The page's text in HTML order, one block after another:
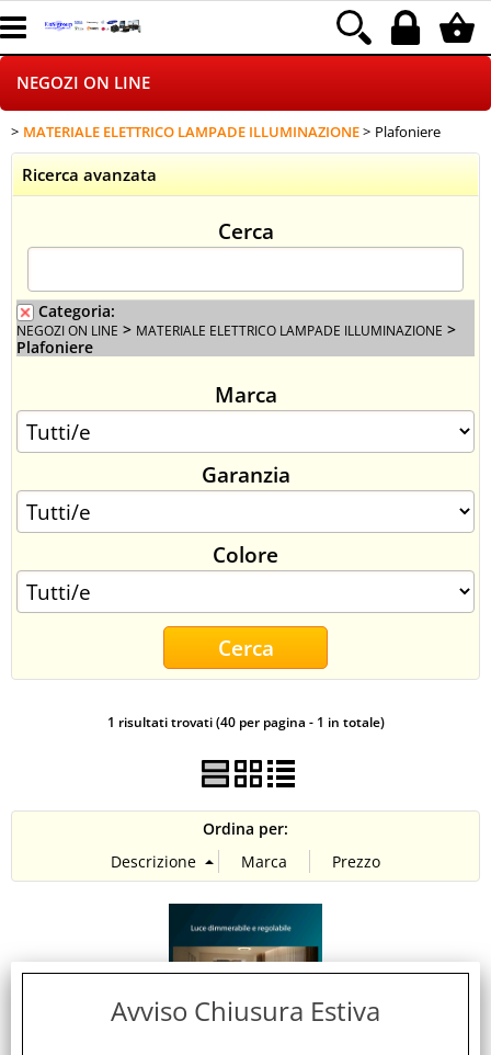
HOME PAGE
CHI SIAMO
LOGISTICA
NEGOZI ON LINE
DROPSHIPPING
SINCRONIZZATI CON NOI
SPEDIZIONI
CONTATTI
MATERIALE ELETTRICO LAMPADE ILLUMINAZIONE Plafoniere
Ricerca avanzata
Cerca
Categoria:
NEGOZI ON LINE > MATERIALE ELETTRICO LAMPADE ILLUMINAZIONE >
Plafoniere
Marca
Garanzia
Colore
1 risultati trovati (40 per pagina - 1 in totale)
Ordina per:
Avviso Chiusura Estiva